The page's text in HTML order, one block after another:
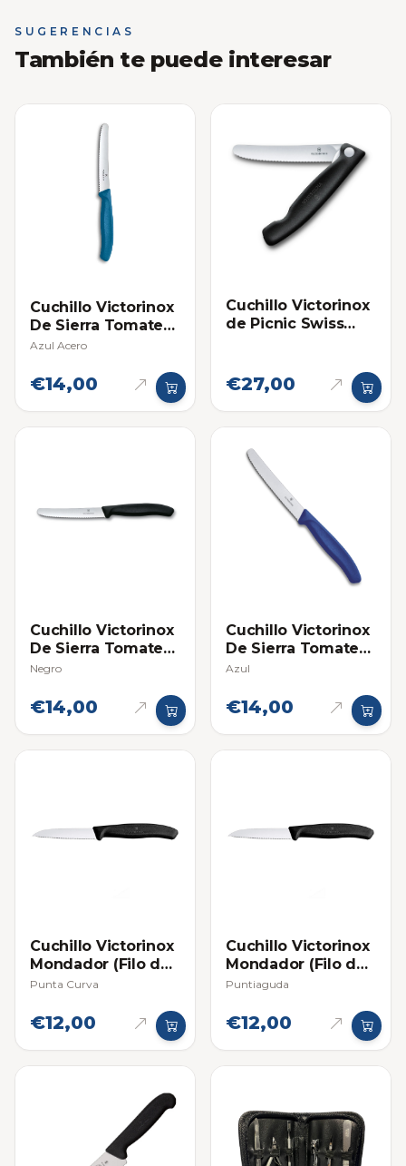
SUGERENCIAS
También te puede interesar
Cuchillo Victorinox
De Sierra Tomatero
- Individual
Azul Acero
€14,00
Cuchillo Victorinox
de Picnic Swiss
€27,00
Cuchillo Victorinox
De Sierra Tomatero
- Individual
Negro
€14,00
Cuchillo Victorinox
De Sierra Tomatero
- Individual
Azul
€14,00
Cuchillo Victorinox
Mondador (Filo de
Sierra) - Individual
Punta Curva
€12,00
Cuchillo Victorinox
Mondador (Filo de
Sierra) - Individual
Puntiaguda
€12,00